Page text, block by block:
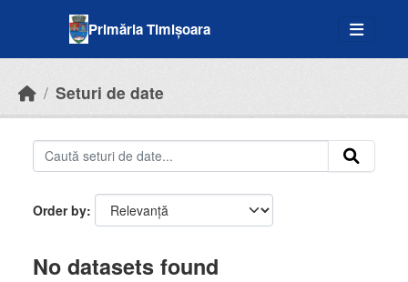
Primăria Timișoara
Seturi de date
Order by
No datasets found